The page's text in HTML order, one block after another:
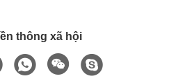
thông xã hội